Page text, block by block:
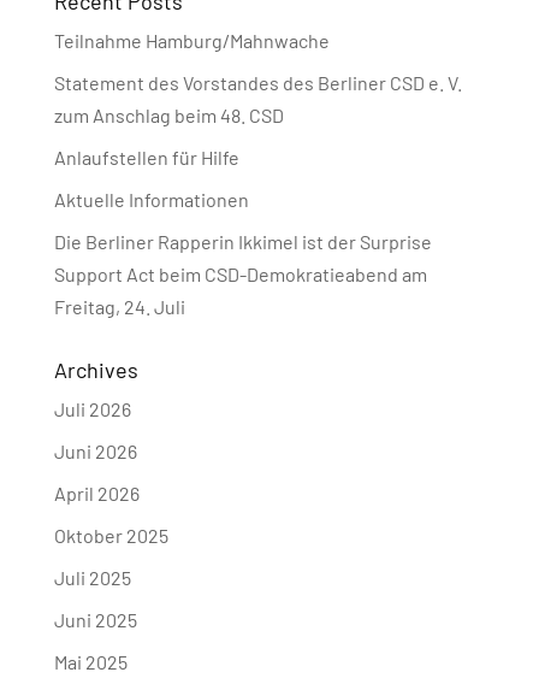
Teilnahme Hamburg/Mahnwache
Statement des Vorstandes des Berliner CSD e. V.
zum Anschlag beim 48. CSD
Anlaufstellen für Hilfe
Aktuelle Informationen
Die Berliner Rapperin Ikkimel ist der Surprise
Support Act beim CSD-Demokratieabend am
Freitag, 24. Juli
Archives
Juli 2026
Juni 2026
April 2026
Oktober 2025
Juli 2025
Juni 2025
Mai 2025